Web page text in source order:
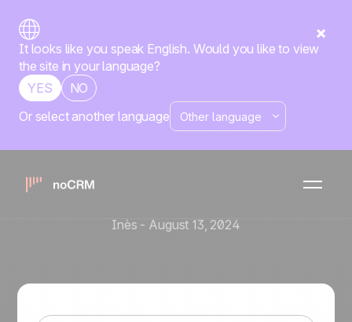
It looks like you speak English. Would you like to view
the site in your language?
YES
NO
Or select another language
Strategia di vendita
Intelligenza Artificiale e
Analisi Predittiva: Migliora le
Inès - August 13, 2024